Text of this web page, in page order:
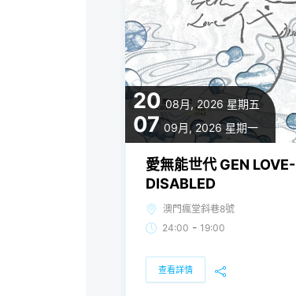
20 08月, 2026 星期五
07 09月, 2026 星期一
愛無能世代 GEN LOVE-
DISABLED
澳門瘋堂斜巷8號
24:00 - 19:00
查看詳情